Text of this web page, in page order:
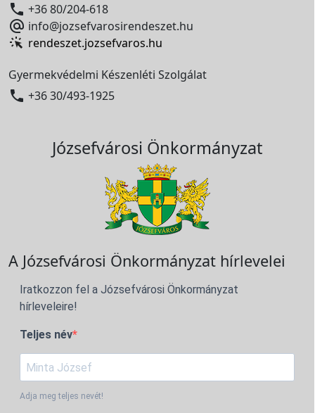
 +36 80/204-618
 info@jozsefvarosirendeszet.hu
rendeszet.jozsefvaros.hu
Gyermekvédelmi Készenléti Szolgálat
 +36 30/493-1925
Józsefvárosi Önkormányzat
A Józsefvárosi Önkormányzat hírlevelei
Iratkozzon fel a Józsefvárosi Önkormányzat
hírleveleire!
Teljes név
Adja meg teljes nevét!